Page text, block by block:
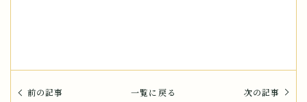
前の記事 一覧に戻る 次の記事